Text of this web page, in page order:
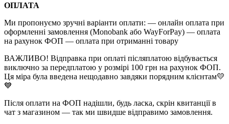
ОПЛАТА
Ми пропонуємо зручні варіанти оплати: — онлайн оплата при
оформленні замовлення (Monobank або WayForPay) — оплата
на рахунок ФОП — оплата при отриманні товару
ВАЖЛИВО! Відправка при оплаті післяплатою відбувається
виключно за передплатою у розмірі 100 грн на рахунок ФОП.
Ця міра була введена нещодавно завдяки порядним клієнтам💛
💙
Після оплати на ФОП надішли, будь ласка, скрін квитанції в
чат з магазином — так ми швидше відправимо замовлення.